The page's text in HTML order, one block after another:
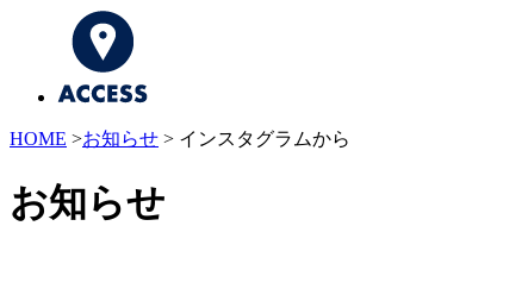
HOME >お知らせ > インスタグラムから
お知らせ